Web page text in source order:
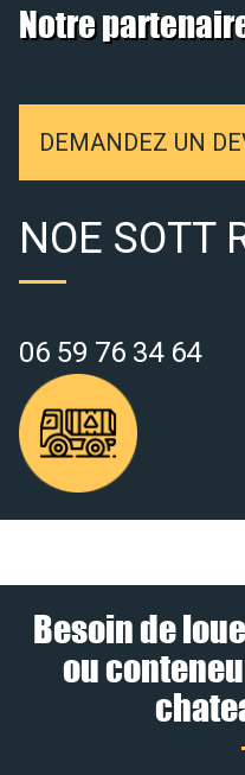
Notre
DEMANDEZ UN
NOE SOTT
06 59 76 34 64
Besoin de
ou